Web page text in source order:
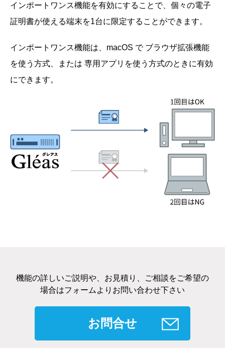
インポートワンス機能を有効にすることで、個々の電子
証明書が使える端末を1台に限定することができます。
インポートワンス機能は、macOS で ブラウザ拡張機能
を使う方式、または 専用アプリを使う方式のときに有効
にできます。
機能の詳しいご説明や、お見積り、ご相談をご希望の
場合はフォームよりお問い合わせ下さい
お問合せ